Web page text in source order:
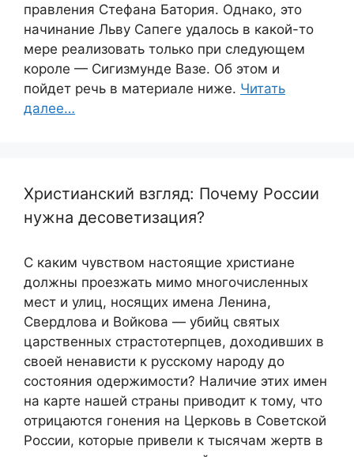
правления Стефана Батория. Однако, это
начинание Льву Сапеге удалось в какой-то
мере реализовать только при следующем
короле — Сигизмунде Вазе. Об этом и
пойдет речь в материале ниже. Читать
далее…
Христианский взгляд: Почему России
нужна десоветизация?
С каким чувством настоящие христиане
должны проезжать мимо многочисленных
мест и улиц, носящих имена Ленина,
Свердлова и Войкова — убийц святых
царственных страстотерпцев, доходивших в
своей ненависти к русскому народу до
состояния одержимости? Наличие этих имен
на карте нашей страны приводит к тому, что
отрицаются гонения на Церковь в Советской
России, которые привели к тысячам жертв в